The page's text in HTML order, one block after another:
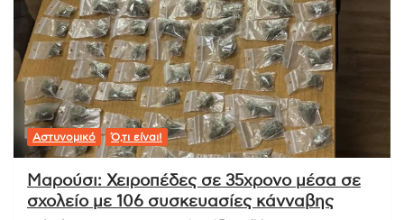
Αστυνομικό Ό,τι είναι!
Μαρούσι: Χειροπέδες σε 35χρονο μέσα σε
σχολείο με 106 συσκευασίες κάνναβης